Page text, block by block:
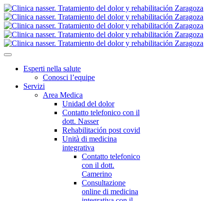
Esperti nella salute
Conosci l’equipe
Servizi
Area Medica
Unidad del dolor
Contatto telefonico con il
dott. Nasser
Rehabilitación post covid
Unità di medicina
integrativa
Contatto telefonico
con il dott.
Camerino
Consultazione
online di medicina